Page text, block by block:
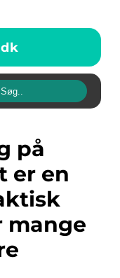
dk
er en
mange